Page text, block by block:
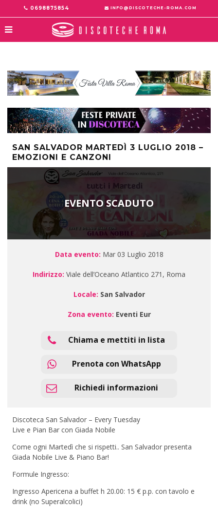
0698875854 INFO@DISCOTECHE-ROMA.COM
SAN SALVADOR MARTEDÌ 3 LUGLIO 2018 –
EMOZIONI E CANZONI
EVENTO SCADUTO
Data evento: Mar 03 Luglio 2018
Indirizzo: Viale dell’Oceano Atlantico 271, Roma
Locale: San Salvador
Zona evento: Eventi Eur
Chiama e mettiti in lista
Prenota con WhatsApp
Richiedi informazioni
Discoteca San Salvador – Every Tuesday
Live e Pian Bar con Giada Nobile
Come ogni Martedì che si rispetti.. San Salvador presenta
Giada Nobile Live & Piano Bar!
Formule Ingresso:
Ingresso Apericena a buffet h 20.00: 15 € p.p. con tavolo e
drink (no Superalcolici)